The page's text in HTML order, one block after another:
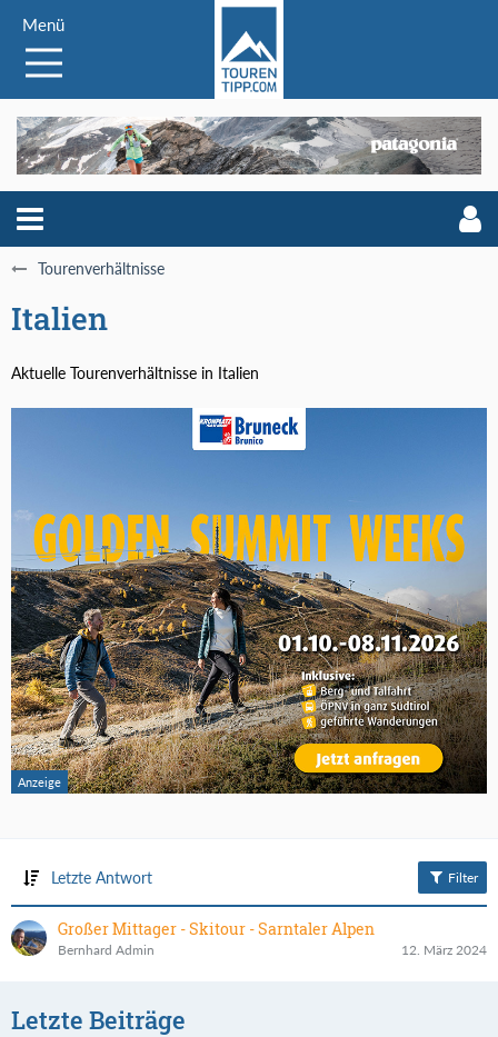
Menü
Tourenverhältnisse
Italien
Aktuelle Tourenverhältnisse in Italien
Letzte Antwort Filter
Großer Mittager - Skitour - Sarntaler Alpen
Bernhard Admin 12. März 2024
Letzte Beiträge